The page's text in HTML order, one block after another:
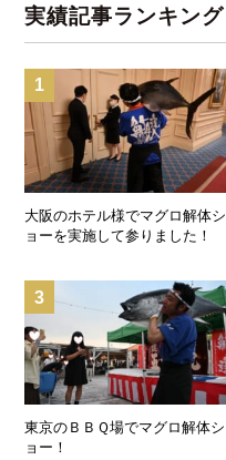
実績記事ランキング
1
大阪のホテル様でマグロ解体シ
ョーを実施して参りました！
3
東京のＢＢＱ場でマグロ解体シ
ョー！